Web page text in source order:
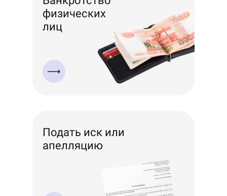
Подать иск или
апелляцию
физических
лиц